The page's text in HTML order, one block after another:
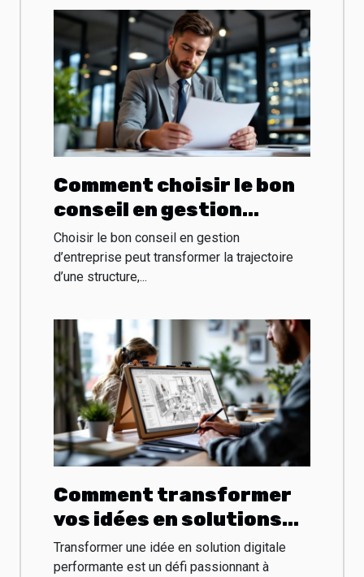
Comment choisir le bon
conseil en gestion
d’entreprise ?
Choisir le bon conseil en gestion
d’entreprise peut transformer la trajectoire
d’une structure,...
Comment transformer
vos idées en solutions
digitales performantes
?
Transformer une idée en solution digitale
performante est un défi passionnant à